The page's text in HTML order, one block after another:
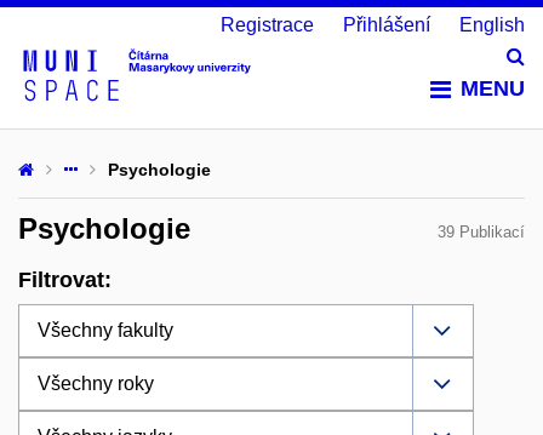
MENU
Registrace Přihlášení English
Psychologie
39 Publikací
Psychologie
Filtrovat: